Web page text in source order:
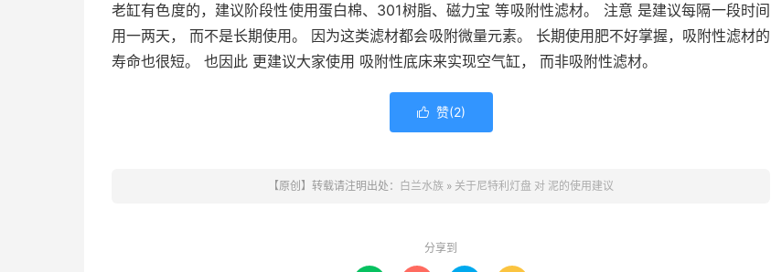
老缸有色度的，建议阶段性使用蛋白棉、301树脂、磁力宝 等吸附性滤材。 注意 是建议每隔一段时间
用一两天， 而不是长期使用。 因为这类滤材都会吸附微量元素。 长期使用肥不好掌握，吸附性滤材的
寿命也很短。 也因此 更建议大家使用 吸附性底床来实现空气缸， 而非吸附性滤材。
 赞(2)
【原创】转载请注明出处： 白兰水族 » 关于尼特利灯盘 对 泥的使用建议
分享到